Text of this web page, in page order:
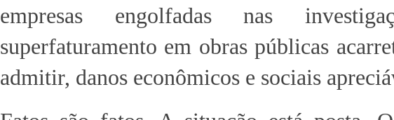
empresas engolfadas nas
superfaturamento em obras públicas
admitir, danos econômicos e sociais